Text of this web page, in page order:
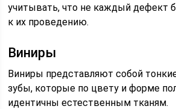
учитывать, что не каждый дефект
к их проведению.
Виниры
Виниры представляют собой
зубы, которые по цвету и форме
идентичны естественным тканям.